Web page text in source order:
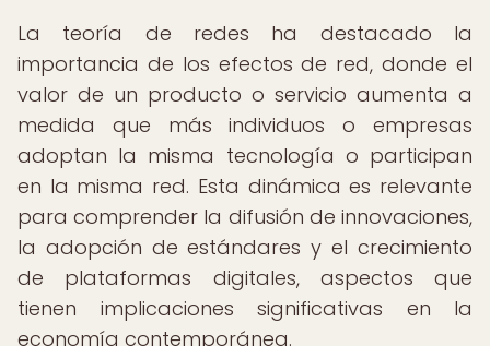
La teoría de redes ha destacado la
importancia de los efectos de red, donde el
valor de un producto o servicio aumenta a
medida que más individuos o empresas
adoptan la misma tecnología o participan
en la misma red. Esta dinámica es relevante
para comprender la difusión de innovaciones,
la adopción de estándares y el crecimiento
de plataformas digitales, aspectos que
tienen implicaciones significativas en la
economía contemporánea.